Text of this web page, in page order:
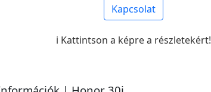
Kapcsolat
ℹ️ Kattintson a képre a részletekért!